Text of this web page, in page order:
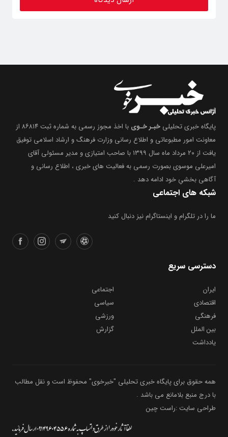
پایگاه خبری تحلیلی خبـر خـوی
با اخذ مجوز رسمی به شماره ثبت ۸۶۸۱۴ از
معاونت امور مطبوعاتی و اطلاع رسانی وزارت فرهنگ و ارشاد اسلامی توفیق
یافت از ۲۰ مرداد ماه سال ۱۳۹۹ با صاحب امتیازی و مدیر مسئولی آقای
امیرعلی موسوی بصورت رسمی به فعالیت های خبری ، اطلاع رسانی و
آگاهی بخشیِ خود ادامه دهد .
شبکه های اجتماعی
ما را در تلگرام و اینستاگرام نیز دنبال کنید
دسترسی سریع
ایران
اجتماعی
اقتصادی
سیاسی
فرهنگی
ورزشی
بین الملل
گزارش
یادداشت
همه حقوق برای پایگاه خبری تحلیلی "خبرخوی" محفوظ است و نقل مطالب
با درج منبع بلامانع می باشد .
طراحی سایت :راست چین